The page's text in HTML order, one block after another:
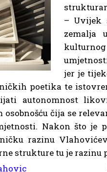
– Uvijek
zemalja
jer je
poetika te
autonomnost
osobnošću čija se
Nakon što je
razinu
strukture tu je razinu